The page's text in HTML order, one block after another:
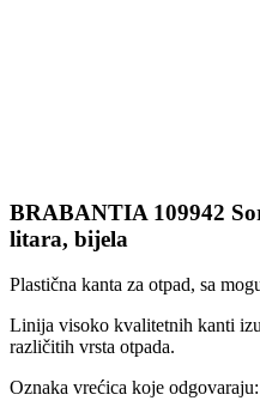
BRABANTIA 109942
litara, bijela
Plastična kanta za otpad, sa
Linija visoko kvalitetnih kanti
različitih vrsta otpada.
Oznaka vrećica koje